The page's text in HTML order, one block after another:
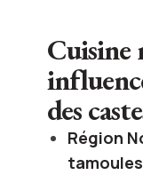
Cuisine
des
Région